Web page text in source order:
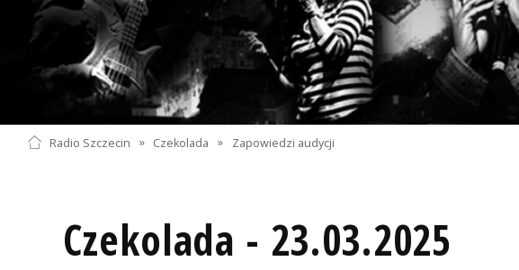
Radio Szczecin » Czekolada » Zapowiedzi audycji
Czekolada - 23.03.2025